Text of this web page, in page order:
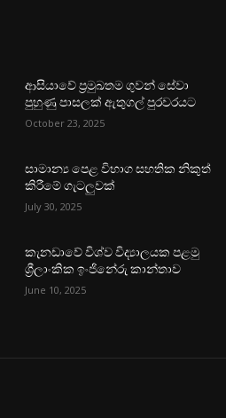
ආසියාවේ ප්‍රමුඛතම ගුවන් සේවා
පුහුණු පාසලක් ඇතුගල් පුරවරයට
October 23, 2025
සාමාන්‍ය පෙළ විභාග සහතික නිකුත්
කිරීමේ ගැටලුවක්
July 30, 2025
කැනඩාවේ විශ්ව විද්‍යාලයක පළමු
ශ්‍රීලාංකික ඉංජිනේරු කාන්තාව
June 10, 2025